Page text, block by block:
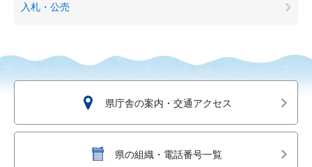
入札・公売
県庁舎の案内・交通アクセス
県の組織・電話番号一覧